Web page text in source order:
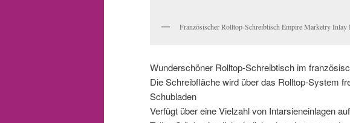
Französischer Rolltop-Schreibtisch Empire Marketry Inlay
Wunderschöner Rolltop-Schreibtisch im
Die Schreibfläche wird über das Rolltop-System
Schubladen
Verfügt über eine Vielzahl von Intarsieneinlagen